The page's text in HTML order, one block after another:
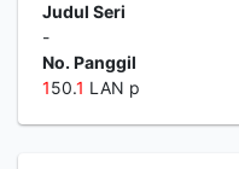
Judul Seri
-
No. Panggil
150.1 LAN p